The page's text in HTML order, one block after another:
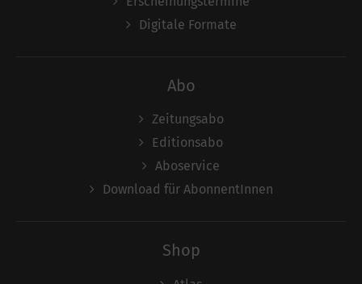
Digitale Formate
Abo
Zeitungsabo
Editionsabo
Aboservice
Download für AbonnentInnen
Shop